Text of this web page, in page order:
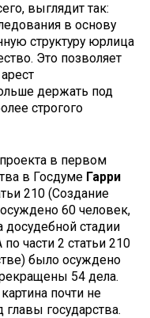
выглядит так:
в основу
структуру юрлица
Это позволяет
держать под
строгого
в первом
в Госдуме Гарри
210 (Создание
60 человек,
стадии
части 2 статьи 210
было осуждено
54 дела.
почти не
главы государства.